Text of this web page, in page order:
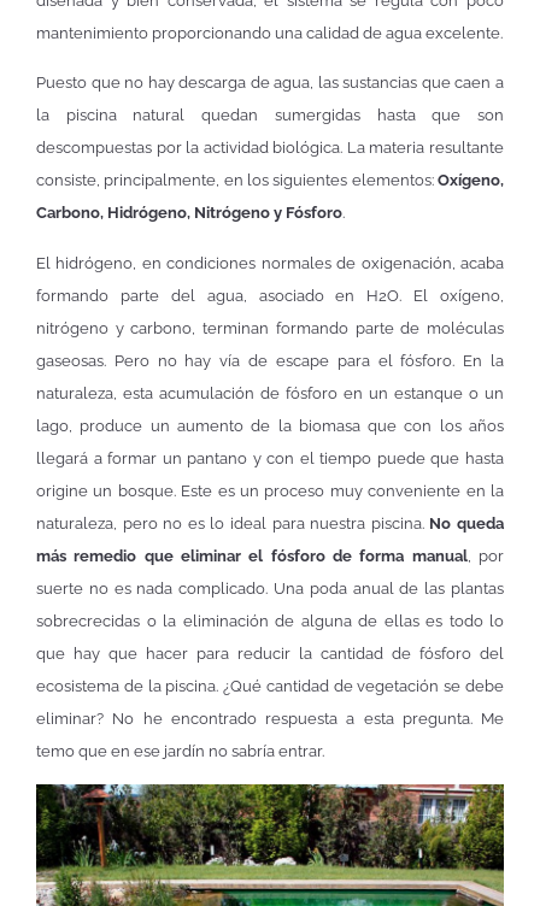
mantenimiento proporcionando una calidad de agua excelente.
Puesto que no hay descarga de agua, las sustancias que caen a
la piscina natural quedan sumergidas hasta que son
descompuestas por la actividad biológica. La materia resultante
consiste, principalmente, en los siguientes elementos: Oxígeno,
Carbono, Hidrógeno, Nitrógeno y Fósforo.
El hidrógeno, en condiciones normales de oxigenación, acaba
formando parte del agua, asociado en H2O. El oxígeno,
nitrógeno y carbono, terminan formando parte de moléculas
gaseosas. Pero no hay vía de escape para el fósforo. En la
naturaleza, esta acumulación de fósforo en un estanque o un
lago, produce un aumento de la biomasa que con los años
llegará a formar un pantano y con el tiempo puede que hasta
origine un bosque. Este es un proceso muy conveniente en la
naturaleza, pero no es lo ideal para nuestra piscina. No queda
más remedio que eliminar el fósforo de forma manual, por
suerte no es nada complicado. Una poda anual de las plantas
sobrecrecidas o la eliminación de alguna de ellas es todo lo
que hay que hacer para reducir la cantidad de fósforo del
ecosistema de la piscina. ¿Qué cantidad de vegetación se debe
eliminar? No he encontrado respuesta a esta pregunta. Me
temo que en ese jardín no sabría entrar.